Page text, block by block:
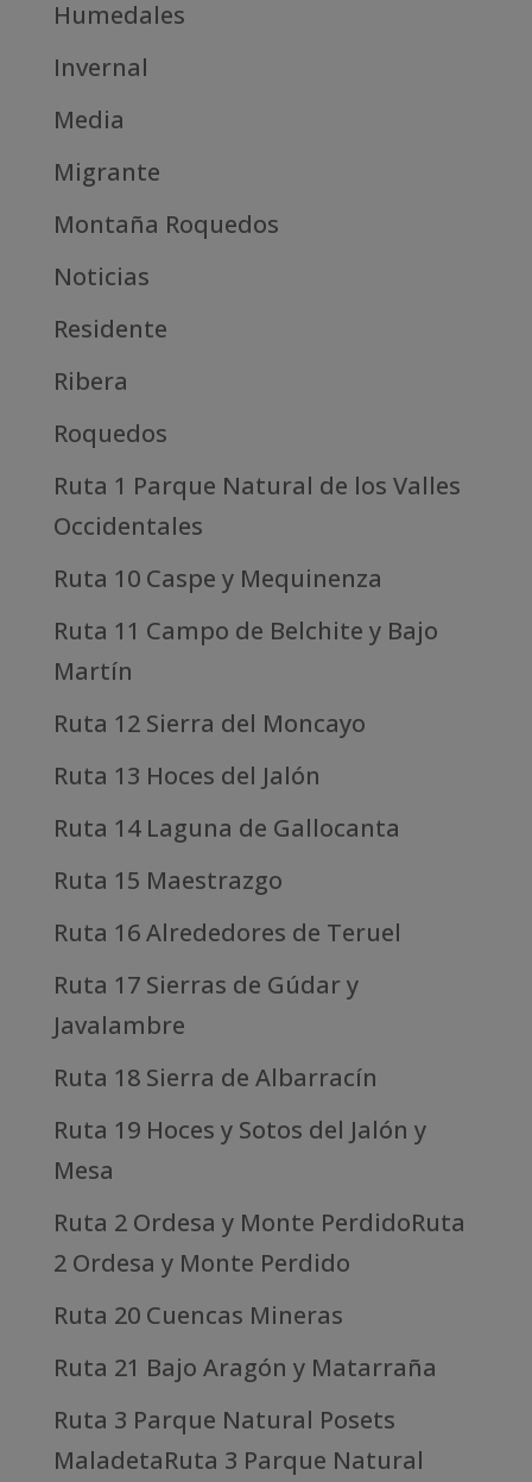
Humedales
Invernal
Media
Migrante
Montaña Roquedos
Noticias
Residente
Ribera
Roquedos
Ruta 1 Parque Natural de los Valles
Occidentales
Ruta 10 Caspe y Mequinenza
Ruta 11 Campo de Belchite y Bajo
Martín
Ruta 12 Sierra del Moncayo
Ruta 13 Hoces del Jalón
Ruta 14 Laguna de Gallocanta
Ruta 15 Maestrazgo
Ruta 16 Alrededores de Teruel
Ruta 17 Sierras de Gúdar y
Javalambre
Ruta 18 Sierra de Albarracín
Ruta 19 Hoces y Sotos del Jalón y
Mesa
Ruta 2 Ordesa y Monte PerdidoRuta
2 Ordesa y Monte Perdido
Ruta 20 Cuencas Mineras
Ruta 21 Bajo Aragón y Matarraña
Ruta 3 Parque Natural Posets
MaladetaRuta 3 Parque Natural